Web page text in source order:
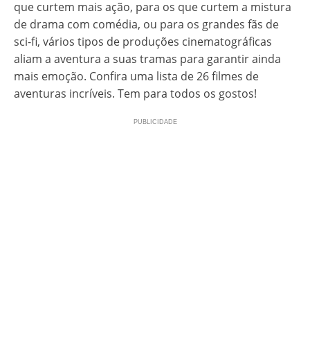
que curtem mais ação, para os que curtem a mistura
de drama com comédia, ou para os grandes fãs de
sci-fi, vários tipos de produções cinematográficas
aliam a aventura a suas tramas para garantir ainda
mais emoção. Confira uma lista de 26 filmes de
aventuras incríveis. Tem para todos os gostos!